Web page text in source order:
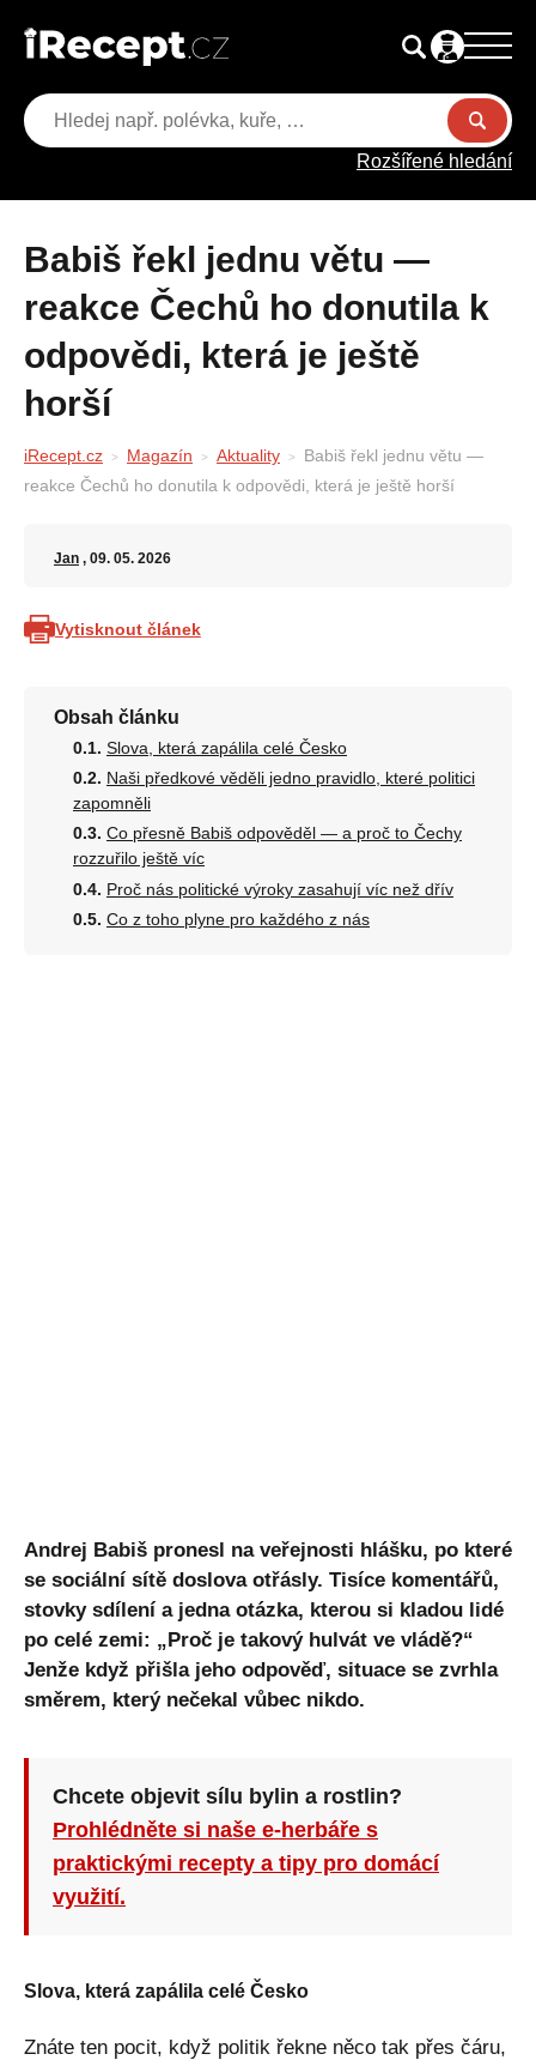
Rozšířené hledání
Babiš řekl jednu větu —
reakce Čechů ho donutila k
odpovědi, která je ještě
horší
iRecept.cz Magazín Aktuality
Babiš řekl jednu větu —
reakce Čechů ho donutila k odpovědi, která je ještě horší
Jan , 09. 05. 2026
Vytisknout článek
Obsah článku
Slova, která zapálila celé Česko
Naši předkové věděli jedno pravidlo, které politici
zapomněli
Co přesně Babiš odpověděl — a proč to Čechy
rozzuřilo ještě víc
Proč nás politické výroky zasahují víc než dřív
Co z toho plyne pro každého z nás
Andrej Babiš pronesl na veřejnosti hlášku, po které
se sociální sítě doslova otřásly. Tisíce komentářů,
stovky sdílení a jedna otázka, kterou si kladou lidé
po celé zemi: „Proč je takový hulvát ve vládě?“
Jenže když přišla jeho odpověď, situace se zvrhla
směrem, který nečekal vůbec nikdo.
Chcete objevit sílu bylin a rostlin?
Prohlédněte si naše e-herbáře s
praktickými recepty a tipy pro domácí
využití.
Slova, která zapálila celé Česko
Znáte ten pocit, když politik řekne něco tak přes čáru,